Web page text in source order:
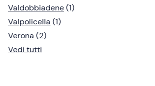
Valdobbiadene(1)
Valpolicella (1)
Verona (2)
Vedi tutti